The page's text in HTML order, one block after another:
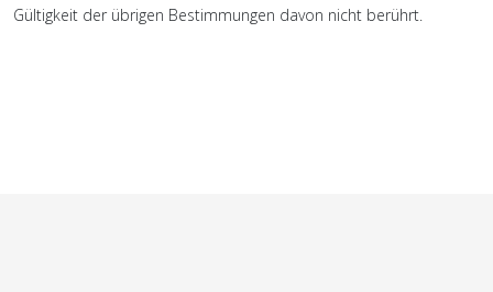
Gültigkeit der übrigen Bestimmungen davon nicht berührt.